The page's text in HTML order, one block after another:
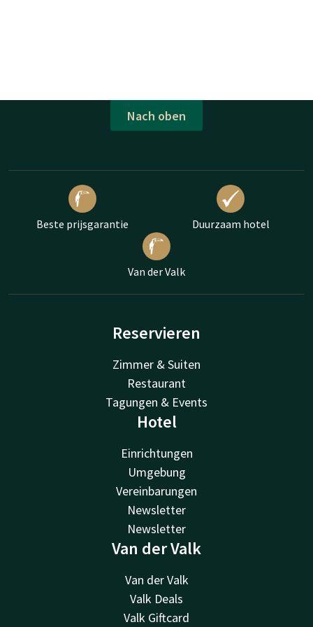
Nach oben
Beste prijsgarantie Duurzaam hotel
Van der Valk
Reservieren
Zimmer & Suiten
Restaurant
Tagungen & Events
Hotel
Einrichtungen
Umgebung
Vereinbarungen
Newsletter
Newsletter
Van der Valk
Van der Valk
Valk Deals
Valk Giftcard